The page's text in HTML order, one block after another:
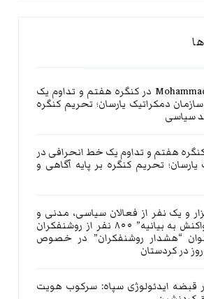
در کنگره هفتم و تداوم یک
دمکراتیک یارسان؛ تحریم کنگره
سیاسی
هفتم و تداوم یک خط انحرافی در
تحریم کنگره بر پایه آگاهی و
و یک نفر از فعالان سیاسی، مدنی و
فرهنگی کرد”در واکنش به بیانیه” ۸۰۰ نفر از روشنفکران
“هشدار روشنفکران” در خصوص
در کردستان
قبضه ایدئولوژی سپاه: سرکوب هویت